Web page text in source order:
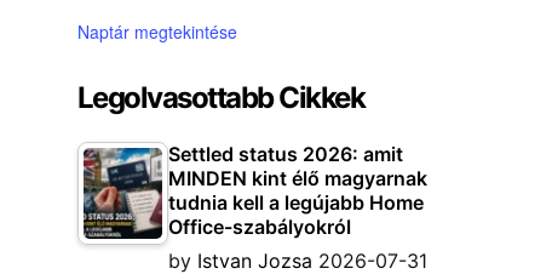
Naptár megtekintése
Legolvasottabb Cikkek
Settled status 2026: amit
MINDEN kint élő magyarnak
tudnia kell a legújabb Home
Office-szabályokról
by Istvan Jozsa 2026-07-31